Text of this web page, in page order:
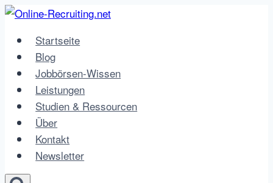
Zum
springenStartseite
Blog
Jobbörsen-Wissen
Leistungen
Studien & Ressourcen
Über
Kontakt
Newsletter